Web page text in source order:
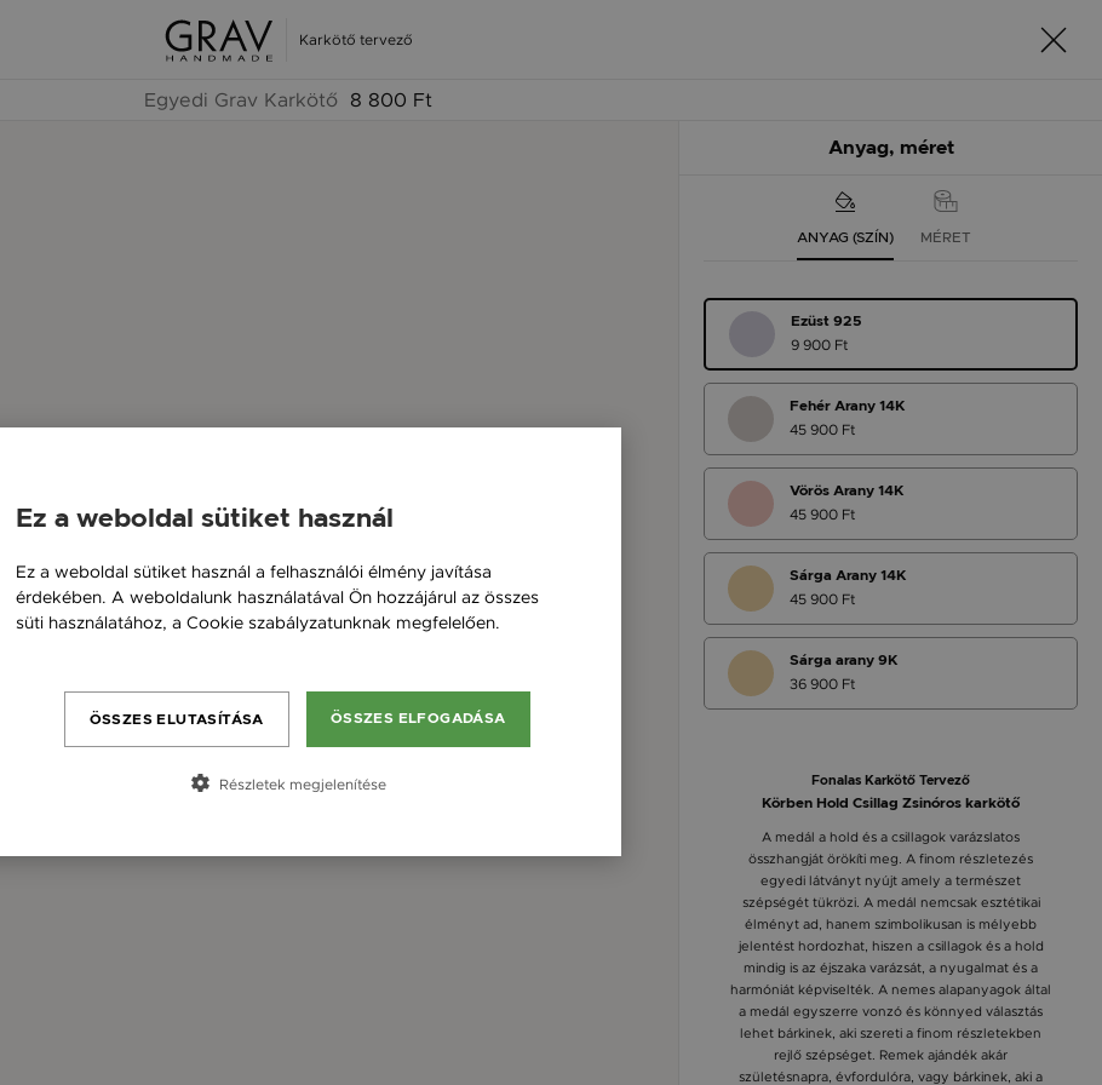
Karkötő tervező
Egyedi Grav Karkötő 8 800 Ft
Anyag, méret
ANYAG (SZÍN) MÉRET
Ezüst 925
9 900 Ft
Fehér Arany 14K
45 900 Ft
Vörös Arany 14K
45 900 Ft
Sárga Arany 14K
45 900 Ft
Sárga arany 9K
36 900 Ft
Fonalas Karkötő Tervező
Körben Hold Csillag Zsinóros karkötő
A medál a hold és a csillagok varázslatos
összhangját örökíti meg. A finom részletezés
egyedi látványt nyújt amely a természet
szépségét tükrözi. A medál nemcsak esztétikai
élményt ad, hanem szimbolikusan is mélyebb
jelentést hordozhat, hiszen a csillagok és a hold
mindig is az éjszaka varázsát, a nyugalmat és a
harmóniát képviselték. A nemes alapanyagok által
a medál egyszerre vonzó és könnyed választás
lehet bárkinek, aki szereti a finom részletekben
rejlő szépséget. Remek ajándék akár
születésnapra, évfordulóra, vagy bárkinek, aki a
Ez a weboldal sütiket használ
Ez a weboldal sütiket használ a felhasználói élmény javítása
érdekében. A weboldalunk használatával Ön hozzájárul az összes
süti használatához, a Cookie szabályzatunknak megfelelően.
ÖSSZES ELFOGADÁSA
ÖSSZES ELUTASÍTÁSA
Részletek megjelenítése